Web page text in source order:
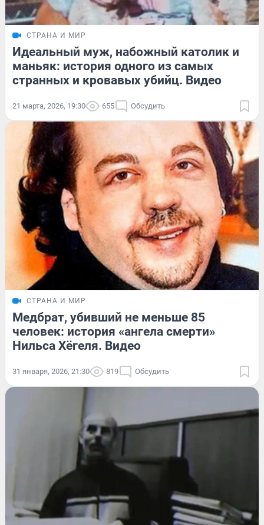
СТРАНА И МИР
Идеальный муж, набожный католик и
маньяк: история одного из самых
странных и кровавых убийц. Видео
21 марта, 2026, 19:30 655 Обсудить
СТРАНА И МИР
Медбрат, убивший не меньше 85
человек: история «ангела смерти»
Нильса Хёгеля. Видео
31 января, 2026, 21:30 819 Обсудить